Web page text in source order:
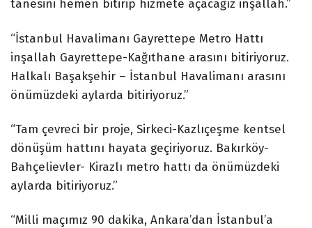
tanesini hemen bitirip hizmete açacağız inşallah.”
“İstanbul Havalimanı Gayrettepe Metro Hattı
inşallah Gayrettepe-Kağıthane arasını bitiriyoruz.
Halkalı Başakşehir – İstanbul Havalimanı arasını
önümüzdeki aylarda bitiriyoruz.”
“Tam çevreci bir proje, Sirkeci-Kazlıçeşme kentsel
dönüşüm hattını hayata geçiriyoruz. Bakırköy-
Bahçelievler- Kirazlı metro hattı da önümüzdeki
aylarda bitiriyoruz.”
“Milli maçımız 90 dakika, Ankara’dan İstanbul’a